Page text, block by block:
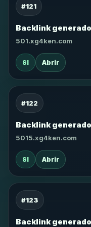
#121
Backlink generado
501.xg4ken.com
SI Abrir
#122
Backlink generado
5015.xg4ken.com
SI Abrir
#123
Backlink